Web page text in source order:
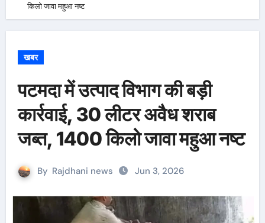
किलो जावा महुआ नष्ट
खबर
पटमदा में उत्पाद विभाग की बड़ी
कार्रवाई, 30 लीटर अवैध शराब
जब्त, 1400 किलो जावा महुआ नष्ट
By Rajdhani news Jun 3, 2026